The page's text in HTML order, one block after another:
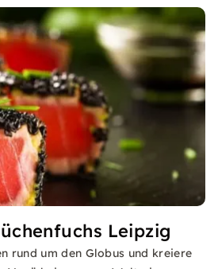
Leipzig
rund um den Globus und kreiere